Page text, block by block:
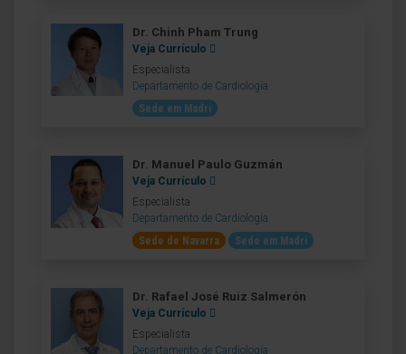
Dr. Chinh Pham Trung
Veja Currículo
Especialista
Departamento de Cardiología
Sede em Madri
Dr. Manuel Paulo Guzmán
Veja Currículo
Especialista
Departamento de Cardiología
Sede de Navarra
Sede em Madri
Dr. Rafael José Ruiz Salmerón
Veja Currículo
Especialista
Departamento de Cardiología